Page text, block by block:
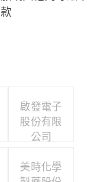
款
啟發電子
股份有限
公司
美時化學